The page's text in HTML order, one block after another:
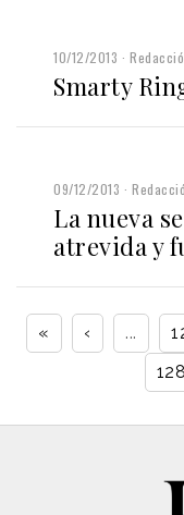
10/12/2013
Smarty
09/12/2013
La nueva
atrevida y
« ‹ ...
128